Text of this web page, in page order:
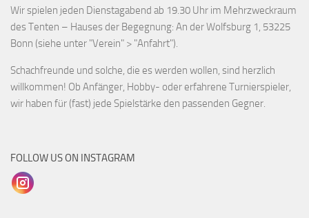
Wir spielen jeden Dienstagabend ab 19.30 Uhr im Mehrzweckraum
des Tenten – Hauses der Begegnung: An der Wolfsburg 1, 53225
Bonn (siehe unter "Verein" > "Anfahrt").
Schachfreunde und solche, die es werden wollen, sind herzlich
willkommen! Ob Anfänger, Hobby- oder erfahrene Turnierspieler,
wir haben für (fast) jede Spielstärke den passenden Gegner.
FOLLOW US ON INSTAGRAM